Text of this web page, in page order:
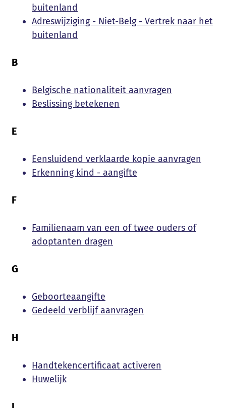
buitenland
Adreswijziging - Niet-Belg - Vertrek naar het
buitenland
B
Belgische nationaliteit aanvragen
Beslissing betekenen
E
Eensluidend verklaarde kopie aanvragen
Erkenning kind - aangifte
F
Familienaam van een of twee ouders of
adoptanten dragen
G
Geboorteaangifte
Gedeeld verblijf aanvragen
H
Handtekencertificaat activeren
Huwelijk